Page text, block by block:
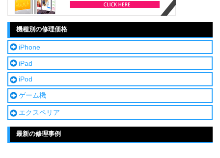
機種別の修理価格
iPhone
iPad
iPod
ゲーム機
エクスペリア
最新の修理事例